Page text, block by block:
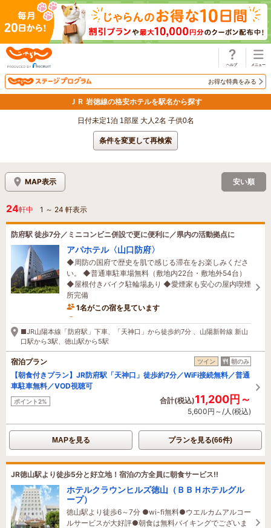
お得な特典をみる
ＪＲ 岩徳線の格安ホテルを駅名から探す
日付未定1泊 1部屋 大人2名 子供0名
条件を変更して再検索
MAP表示 安い順
24軒中 1 ～ 24 軒表示
防府駅 徒歩7分／ミニコンビニ併設で更に便利に／県内の活動拠点に
アパホテル〈山口防府〉
◆周防の国府で歴史を肌で感じる滞在をお楽しみくださ
い。 ◆普通車駐車場無料（敷地内22台・敷地外54台）
◆屋根付きバイク駐輪場あり ◆愛煙家も安心の屋内喫煙
所完備
1名がこの宿を見ています
6時間前に予約されました
■JR山陽本線「防府駅」下車、「天神口」から徒歩約7分 、山陽新幹線 新山
口駅から3駅、徳山駅から5駅
宿泊プラン ツイン 朝のみ
【朝食付きプラン】JR防府駅「天神口」徒歩約7分／WiFi接続無料／普通
車駐車無料／VOD視聴可
ポイント2% 合計(税込)11,200円～
5,600円～/人(税込)
MAPを見る プランを見る(66件)
JR徳山駅より徒歩5分と好立地！宿泊の方全員に朝食サービス!!
ホテルクラウンヒルズ徳山（ＢＢＨホテルグル
ープ）
徳山駅より徒歩6～7分 ●wi-fi無料●ウエルカムアルコー
ルサービスが大好評●朝食は無料バイキングでございま